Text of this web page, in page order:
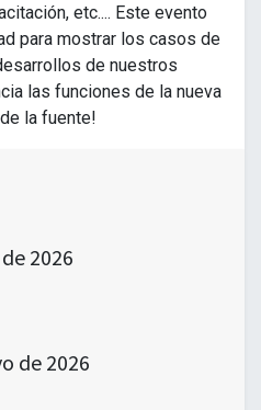
etc.... Este evento
para mostrar los casos de
de nuestros
las funciones de la nueva
la fuente!
2026
de 2026